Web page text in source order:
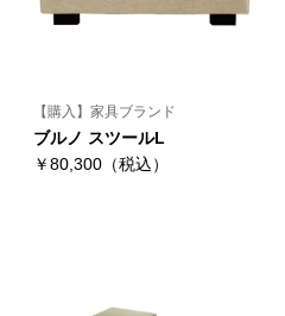
【購入】家具ブランド
ブルノ スツールL
￥80,300（税込）